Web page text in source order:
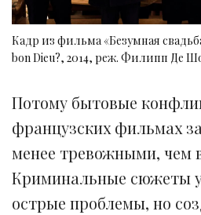
Кадр из фильма «Безумная
bon Dieu?, 2014, реж. Филипп Де
Потому бытовые
французских фильмах
менее тревожными, чем
Криминальные сюжеты
острые проблемы, но